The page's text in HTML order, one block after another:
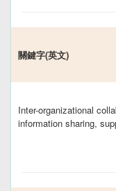
關鍵字(英文)
Inter-organizational
information sharing,